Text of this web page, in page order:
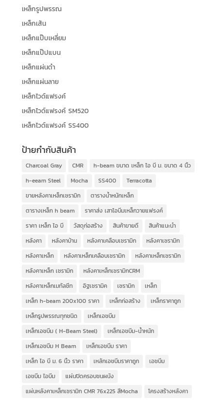
เหล็กรูปพรรณ
เหล็กเส้น
เหล็กแป๊บเหลี่ยม
เหล็กแป๊ปแบน
เหล็กแผ่นดำ
เหล็กแผ่นลาย
เหล็กไวด์แฟรงค์
เหล็กไวด์แฟรงค์ SM520
เหล็กไวด์แฟรงค์ SS400
ป้ายกำกับสินค้า
Charcoal Gray CMR
h-beam ขนาด เหล็ก ไอ บี ม. ขนาด 4 นิ้ว
h-eeam Steel
Mocha SS400
Terracotta
ขายหลังคาเหล็กเซรามิก
ตารางน้ำหนักเหล็ก
ตารางเหล็ก h beam
ราคาส่ง เสาไอบีมเหล็กวายแฟรงค์
ราคา เหล็ก ไอ บี
วัสดุก่อสร้าง สินค้าขายดี
สินค้าแนะนำ
หลังคา
หลังคาบ้าน หลังคาเคลือบเซรามิก
หลังคาเซรามิก
หลังคาเหล็ก
หลังคาเหล็กเคลือบเซรามิก
หลังคาเหล็กเซรามิก
หลังคาเหล็ก เซรามิก
หลังคาเหล็กเซรามิกCRM
หลังคาเหล็กเมทัลชีท
อิฐเซรามิค เซรามิก
เหล็ก
เหล็ก h-beam 200x100 ราคา
เหล็กก่อสร้าง
เหล็กราคาถูก
เหล็กรูปพรรณทุกชนิด
เหล็กเอชบีม
เหล็กเอชบีม ( H-Beam Steel)
เหล็กเอชบีม-น้ำหนัก
เหล็กเอชบีม H Beam
เหล็กเอชบีม ราคา
เหล็ก ไอ บี ม. 6 นิ้ว ราคา
เหล้กเอชบีมราคาถูก
เอชบีม
เอชบีม ไอบีม
แผ่นปิดครอบชนผนัง
แผ่นหลังคาเหล็กเซรามิก CMR 76x225 สีMocha
โครงสร้างหลังคา